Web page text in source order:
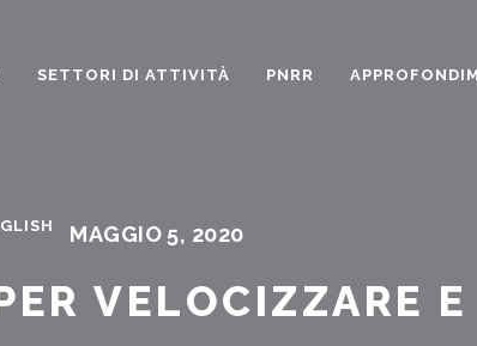
SETTORI DI ATTIVITÀ PNRR
MAGGIO 5, 2020
VELOCIZZARE